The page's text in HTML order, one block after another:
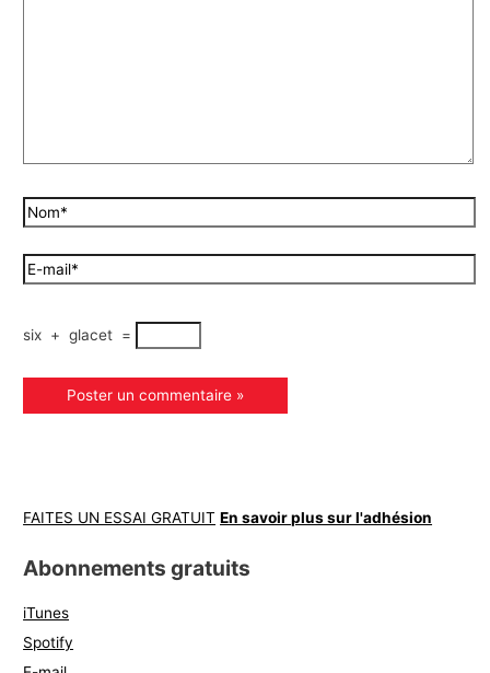
six + glacet =
FAITES UN ESSAI GRATUIT En savoir plus sur l'adhésion
Abonnements gratuits
iTunes
Spotify